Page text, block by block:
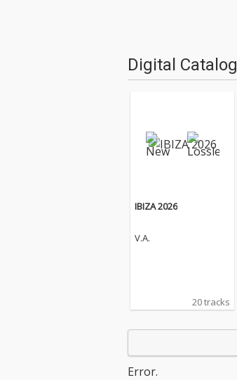
Digital Catalog
IBIZA 2026
V.A.
20 tracks
Error.